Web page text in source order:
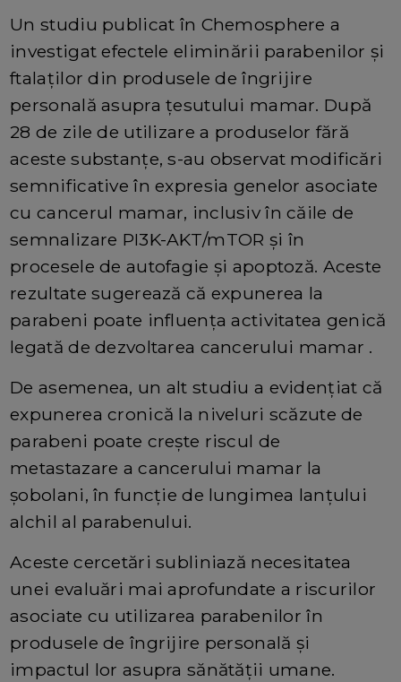
Un studiu publicat în Chemosphere a
investigat efectele eliminării parabenilor și
ftalaților din produsele de îngrijire
personală asupra țesutului mamar. După
28 de zile de utilizare a produselor fără
aceste substanțe, s-au observat modificări
semnificative în expresia genelor asociate
cu cancerul mamar, inclusiv în căile de
semnalizare PI3K-AKT/mTOR și în
procesele de autofagie și apoptoză. Aceste
rezultate sugerează că expunerea la
parabeni poate influența activitatea genică
legată de dezvoltarea cancerului mamar .
De asemenea, un alt studiu a evidențiat că
expunerea cronică la niveluri scăzute de
parabeni poate crește riscul de
metastazare a cancerului mamar la
șobolani, în funcție de lungimea lanțului
alchil al parabenului.
Aceste cercetări subliniază necesitatea
unei evaluări mai aprofundate a riscurilor
asociate cu utilizarea parabenilor în
produsele de îngrijire personală și
impactul lor asupra sănătății umane.